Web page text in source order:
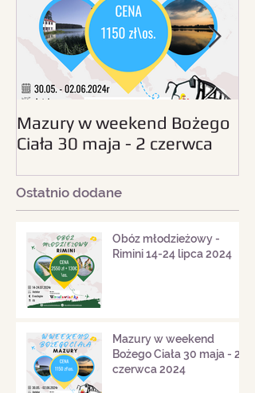
Mazury w weekend Bożego
Ciała 30 maja - 2 czerwca
Ostatnio dodane
Obóz młodzieżowy -
Rimini 14-24 lipca 2024
Mazury w weekend
Bożego Ciała 30 maja - 2
czerwca 2024